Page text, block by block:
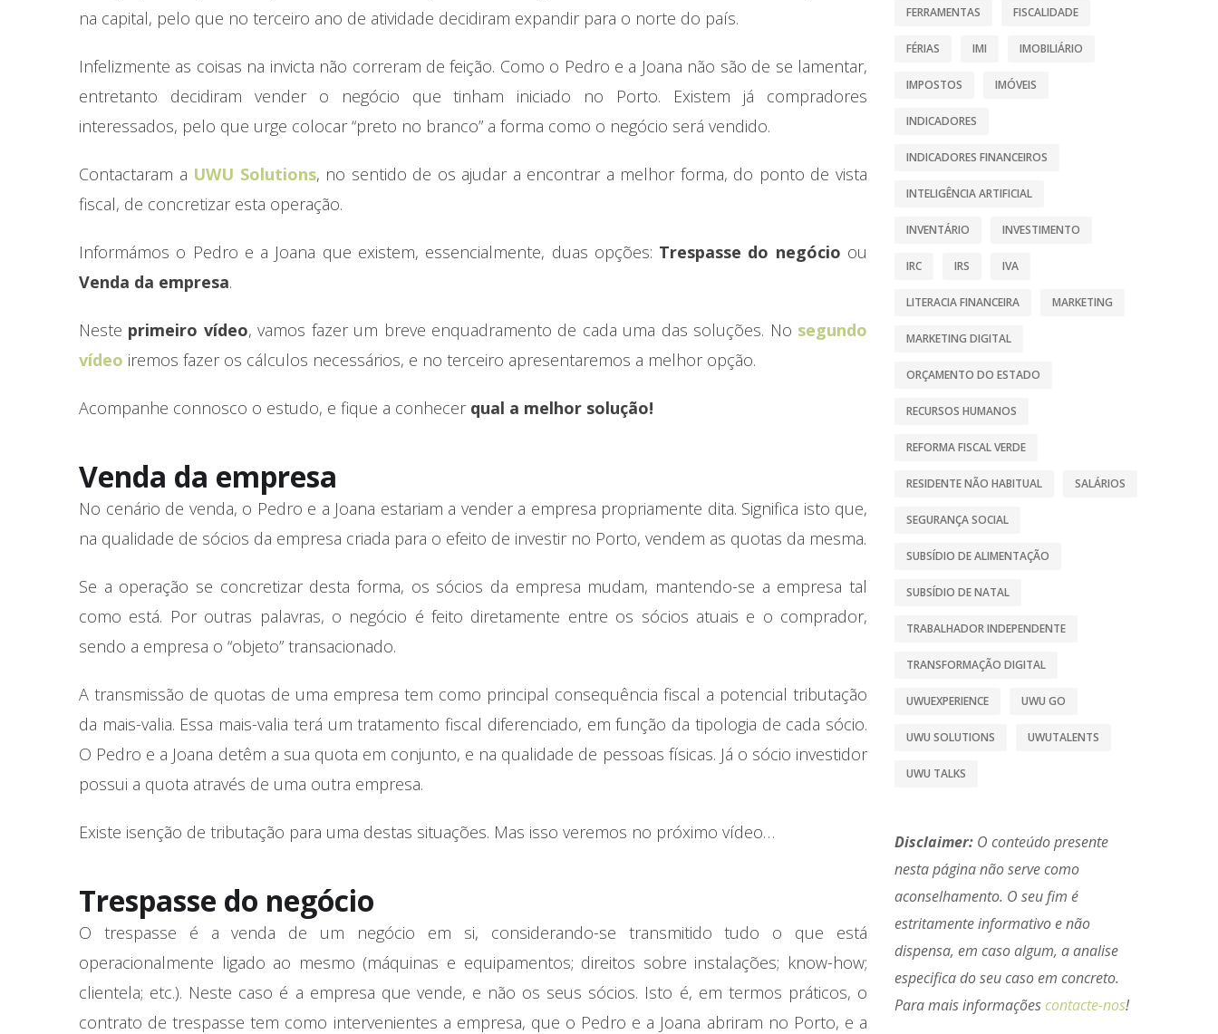
na capital, pelo que no terceiro ano de atividade decidiram expandir para o norte do país.
Infelizmente as coisas na invicta não correram de feição. Como o Pedro e a Joana não são de se lamentar,
entretanto decidiram vender o negócio que tinham iniciado no Porto. Existem já compradores
interessados, pelo que urge colocar “preto no branco” a forma como o negócio será vendido.
Contactaram a UWU Solutions, no sentido de os ajudar a encontrar a melhor forma, do ponto de vista
fiscal, de concretizar esta operação.
Informámos o Pedro e a Joana que existem, essencialmente, duas opções: Trespasse do negócio ou
Venda da empresa.
Neste primeiro vídeo, vamos fazer um breve enquadramento de cada uma das soluções. No segundo
vídeo iremos fazer os cálculos necessários, e no terceiro apresentaremos a melhor opção.
Acompanhe connosco o estudo, e fique a conhecer qual a melhor solução!
Venda da empresa
No cenário de venda, o Pedro e a Joana estariam a vender a empresa propriamente dita. Significa isto que,
na qualidade de sócios da empresa criada para o efeito de investir no Porto, vendem as quotas da mesma.
Se a operação se concretizar desta forma, os sócios da empresa mudam, mantendo-se a empresa tal
como está. Por outras palavras, o negócio é feito diretamente entre os sócios atuais e o comprador,
sendo a empresa o “objeto” transacionado.
A transmissão de quotas de uma empresa tem como principal consequência fiscal a potencial tributação
da mais-valia. Essa mais-valia terá um tratamento fiscal diferenciado, em função da tipologia de cada sócio.
O Pedro e a Joana detêm a sua quota em conjunto, e na qualidade de pessoas físicas. Já o sócio investidor
possui a quota através de uma outra empresa.
Existe isenção de tributação para uma destas situações. Mas isso veremos no próximo vídeo…
Trespasse do negócio
O trespasse é a venda de um negócio em si, considerando-se transmitido tudo o que está
operacionalmente ligado ao mesmo (máquinas e equipamentos; direitos sobre instalações; know-how;
clientela; etc.). Neste caso é a empresa que vende, e não os seus sócios. Isto é, em termos práticos, o
contrato de trespasse tem como intervenientes a empresa, que o Pedro e a Joana abriram no Porto, e a
FERRAMENTAS FISCALIDADE
FÉRIAS IMI IMOBILIÁRIO
IMPOSTOS IMÓVEIS
INDICADORES
INDICADORES FINANCEIROS
INTELIGÊNCIA ARTIFICIAL
INVENTÁRIO INVESTIMENTO
IRC IRS IVA
LITERACIA FINANCEIRA MARKETING
MARKETING DIGITAL
ORÇAMENTO DO ESTADO
RECURSOS HUMANOS
REFORMA FISCAL VERDE
RESIDENTE NÃO HABITUAL SALÁRIOS
SEGURANÇA SOCIAL
SUBSÍDIO DE ALIMENTAÇÃO
SUBSÍDIO DE NATAL
TRABALHADOR INDEPENDENTE
TRANSFORMAÇÃO DIGITAL
UWUEXPERIENCE UWU GO
UWU SOLUTIONS UWUTALENTS
UWU TALKS
Disclaimer: O conteúdo presente
nesta página não serve como
aconselhamento. O seu fim é
estritamente informativo e não
dispensa, em caso algum, a analise
especifica do seu caso em concreto.
Para mais informações contacte-nos!